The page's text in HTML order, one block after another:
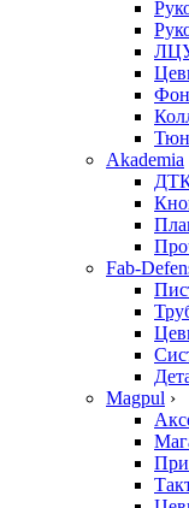
Akademia
Fab-
Magpul ›